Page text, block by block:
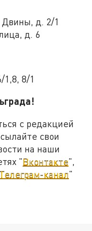
д. 2/1
д. 6
1,8, 8/1
с редакцией
свои
на наши
"Вконтакте",
Телеграм-канал"